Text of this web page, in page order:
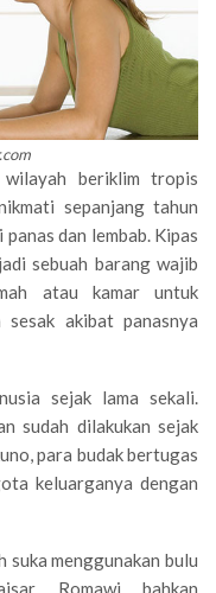
beriklim tropis
sepanjang tahun
dan lembab. Kipas
sebuah barang wajib
atau kamar untuk
akibat panasnya
sejak lama sekali.
sudah dilakukan sejak
para budak bertugas
keluarganya dengan
menggunakan bulu
Romawi bahkan